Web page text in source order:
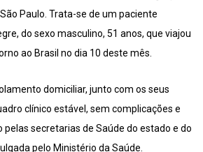
Paulo. Trata-se de um paciente
do sexo masculino, 51 anos, que viajou
ao Brasil no dia 10 deste mês.
domiciliar, junto com os seus
clínico estável, sem complicações e
secretarias de Saúde do estado e do
pelo Ministério da Saúde.